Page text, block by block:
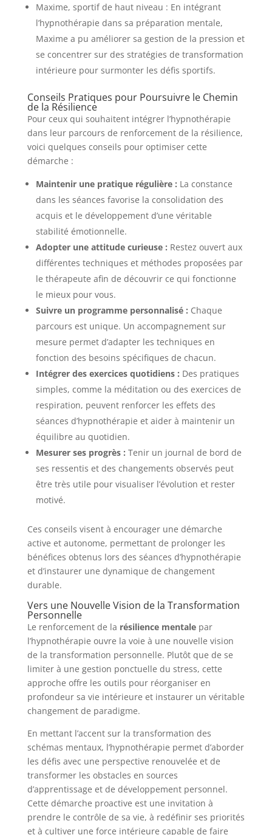
Maxime, sportif de haut niveau : En intégrant
l’hypnothérapie dans sa préparation mentale,
Maxime a pu améliorer sa gestion de la pression et
se concentrer sur des stratégies de transformation
intérieure pour surmonter les défis sportifs.
Conseils Pratiques pour Poursuivre le Chemin
de la Résilience
Pour ceux qui souhaitent intégrer l’hypnothérapie
dans leur parcours de renforcement de la résilience,
voici quelques conseils pour optimiser cette
démarche :
Maintenir une pratique régulière : La constance
dans les séances favorise la consolidation des
acquis et le développement d’une véritable
stabilité émotionnelle.
Adopter une attitude curieuse : Restez ouvert aux
différentes techniques et méthodes proposées par
le thérapeute afin de découvrir ce qui fonctionne
le mieux pour vous.
Suivre un programme personnalisé : Chaque
parcours est unique. Un accompagnement sur
mesure permet d’adapter les techniques en
fonction des besoins spécifiques de chacun.
Intégrer des exercices quotidiens : Des pratiques
simples, comme la méditation ou des exercices de
respiration, peuvent renforcer les effets des
séances d’hypnothérapie et aider à maintenir un
équilibre au quotidien.
Mesurer ses progrès : Tenir un journal de bord de
ses ressentis et des changements observés peut
être très utile pour visualiser l’évolution et rester
motivé.
Ces conseils visent à encourager une démarche
active et autonome, permettant de prolonger les
bénéfices obtenus lors des séances d’hypnothérapie
et d’instaurer une dynamique de changement
durable.
Vers une Nouvelle Vision de la Transformation
Personnelle
Le renforcement de la résilience mentalepar
l’hypnothérapie ouvre la voie à une nouvelle vision
de la transformation personnelle. Plutôt que de se
limiter à une gestion ponctuelle du stress, cette
approche offre les outils pour réorganiser en
profondeur sa vie intérieure et instaurer un véritable
changement de paradigme.
En mettant l’accent sur la transformation des
schémas mentaux, l’hypnothérapie permet d’aborder
les défis avec une perspective renouvelée et de
transformer les obstacles en sources
d’apprentissage et de développement personnel.
Cette démarche proactive est une invitation à
prendre le contrôle de sa vie, à redéfinir ses priorités
et à cultiver une force intérieure capable de faire